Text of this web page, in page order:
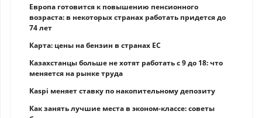
Европа готовится к повышению пенсионного
возраста: в некоторых странах работать придется до
74 лет
Карта: цены на бензин в странах ЕС
Казахстанцы больше не хотят работать с 9 до 18: что
меняется на рынке труда
Kaspi меняет ставку по накопительному депозиту
Как занять лучшие места в эконом-классе: советы